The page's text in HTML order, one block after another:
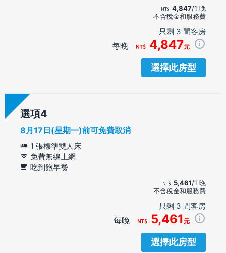
4,847/1 晚
不含稅金和服務費
只剩 3 間客房
每晚 4,847元
選擇此房型
選項
8月17日(星期一)前可免費取消
1 張標準雙人床
免費無線上網
吃到飽早餐
5,461/1 晚
不含稅金和服務費
只剩 3 間客房
每晚 5,461 元
選擇此房型